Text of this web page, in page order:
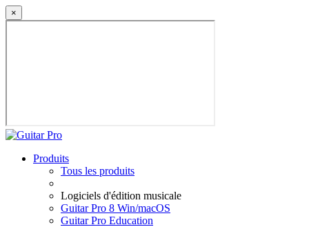
×
Produits
Tous les produits
Logiciels d'édition musicale
Guitar Pro 8 Win/macOS
Guitar Pro Education